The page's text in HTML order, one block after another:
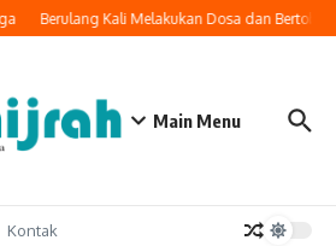
Berulang Kali Melakukan Dosa dan
Main Menu
Kontak